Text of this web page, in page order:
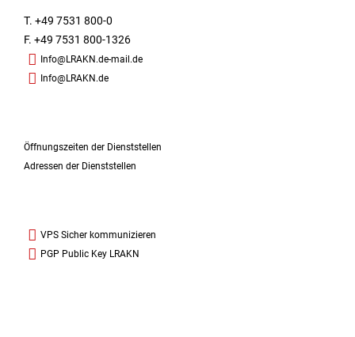
T. +49 7531 800-0
F. +49 7531 800-1326
Info@LRAKN.de-mail.de
Info@LRAKN.de
Öffnungszeiten der Dienststellen
Adressen der Dienststellen
VPS Sicher kommunizieren
PGP Public Key LRAKN